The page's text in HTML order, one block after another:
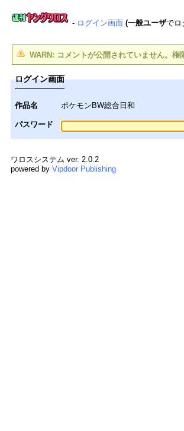
- ログイン画面 (一般ユーザでロ
WARN: コメントが公開されていません。
ログイン画面
作品名 ポケモンBW総合日和
パスワード
ワロスシステム ver. 2.0.2
powered byVipdoor Publishing